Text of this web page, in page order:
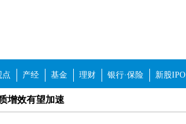
点 产经 基金 理财 银行·保险 新股IPO
增效有望加速